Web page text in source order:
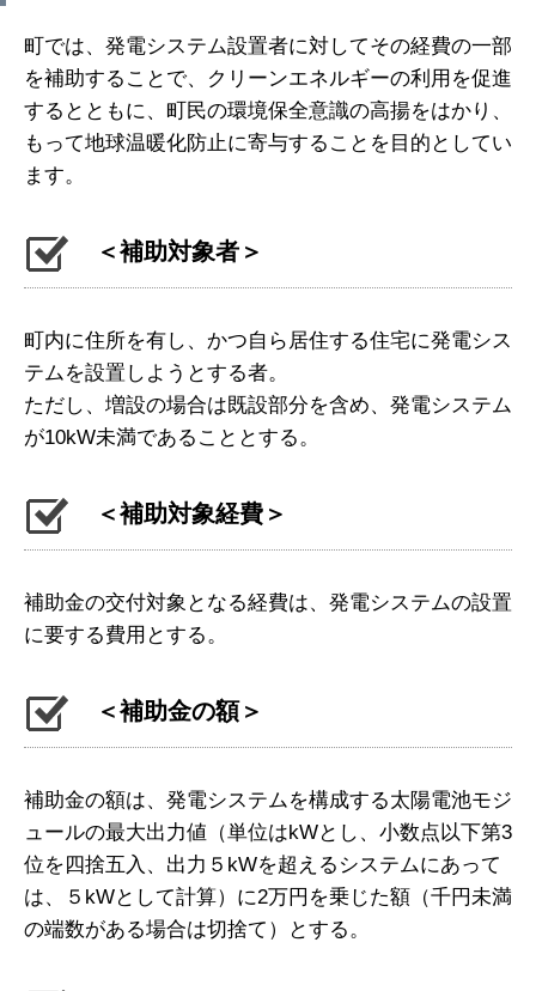
町では、発電システム設置者に対してその経費の一部
を補助することで、クリーンエネルギーの利用を促進
するとともに、町民の環境保全意識の高揚をはかり、
もって地球温暖化防止に寄与することを目的としてい
ます。
＜補助対象者＞
町内に住所を有し、かつ自ら居住する住宅に発電シス
テムを設置しようとする者。
ただし、増設の場合は既設部分を含め、発電システム
が10kW未満であることとする。
＜補助対象経費＞
補助金の交付対象となる経費は、発電システムの設置
に要する費用とする。
＜補助金の額＞
補助金の額は、発電システムを構成する太陽電池モジ
ュールの最大出力値（単位はkWとし、小数点以下第3
位を四捨五入、出力５kWを超えるシステムにあって
は、５kWとして計算）に2万円を乗じた額（千円未満
の端数がある場合は切捨て）とする。